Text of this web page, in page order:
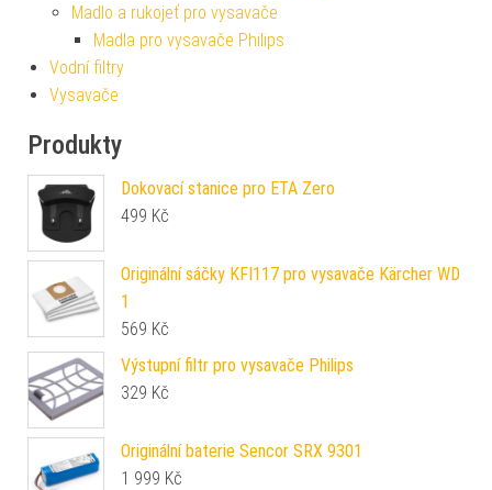
Madlo a rukojeť pro vysavače
Madla pro vysavače Philips
Vodní filtry
Vysavače
Produkty
Dokovací stanice pro ETA Zero
499 Kč
Originální sáčky KFI117 pro vysavače Kärcher WD
1
569 Kč
Výstupní filtr pro vysavače Philips
329 Kč
Originální baterie Sencor SRX 9301
1 999 Kč